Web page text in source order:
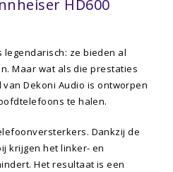
HD600
ze bieden al
Maar wat als die prestaties
vanDekoni Audio is ontworpen
te halen.
Dankzij de
krijgen het linker- en
Het resultaat is een